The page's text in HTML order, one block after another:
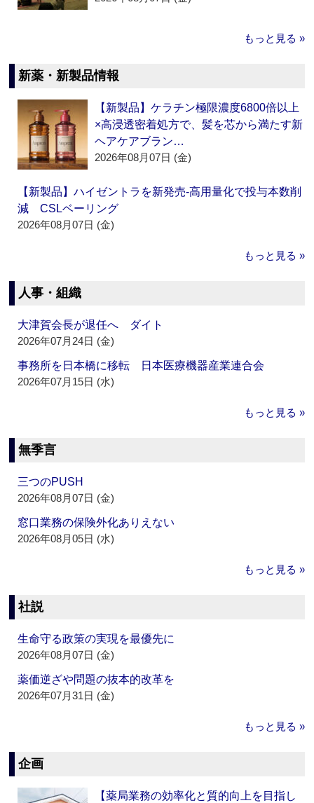
もっと見る »
新薬・新製品情報
【新製品】ケラチン極限濃度6800倍以上
×高浸透密着処方で、髪を芯から満たす新
ヘアケアブラン…
2026年08月07日 (金)
【新製品】ハイゼントラを新発売‐高用量化で投与本数削
減 CSLベーリング
2026年08月07日 (金)
もっと見る »
人事・組織
大津賀会長が退任へ ダイト
2026年07月24日 (金)
事務所を日本橋に移転 日本医療機器産業連合会
2026年07月15日 (水)
もっと見る »
無季言
三つのPUSH
2026年08月07日 (金)
窓口業務の保険外化ありえない
2026年08月05日 (水)
もっと見る »
社説
生命守る政策の実現を最優先に
2026年08月07日 (金)
薬価逆ざや問題の抜本的改革を
2026年07月31日 (金)
もっと見る »
企画
【薬局業務の効率化と質的向上を目指し